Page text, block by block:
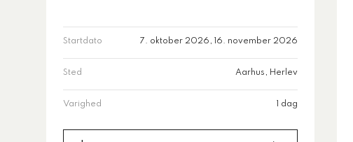
Startdato 7. oktober 2026, 16. november 2026
Sted Aarhus, Herlev
Varighed 1 dag